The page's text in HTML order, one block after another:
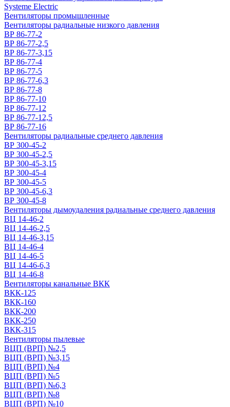
Systeme Electric
Вентиляторы промышленные
Вентиляторы радиальные низкого давления
ВР 86-77-2
ВР 86-77-2,5
ВР 86-77-3,15
ВР 86-77-4
ВР 86-77-5
ВР 86-77-6,3
ВР 86-77-8
ВР 86-77-10
ВР 86-77-12
ВР 86-77-12,5
ВР 86-77-16
Вентиляторы радиальные среднего давления
ВР 300-45-2
ВР 300-45-2,5
ВР 300-45-3,15
ВР 300-45-4
ВР 300-45-5
ВР 300-45-6,3
ВР 300-45-8
Вентиляторы дымоудаления радиальные среднего давления
ВЦ 14-46-2
ВЦ 14-46-2,5
ВЦ 14-46-3,15
ВЦ 14-46-4
ВЦ 14-46-5
ВЦ 14-46-6,3
ВЦ 14-46-8
Вентиляторы канальные ВКК
ВКК-125
ВКК-160
ВКК-200
ВКК-250
ВКК-315
Вентиляторы пылевые
ВЦП (ВРП) №2,5
ВЦП (ВРП) №3,15
ВЦП (ВРП) №4
ВЦП (ВРП) №5
ВЦП (ВРП) №6,3
ВЦП (ВРП) №8
ВЦП (ВРП) №10